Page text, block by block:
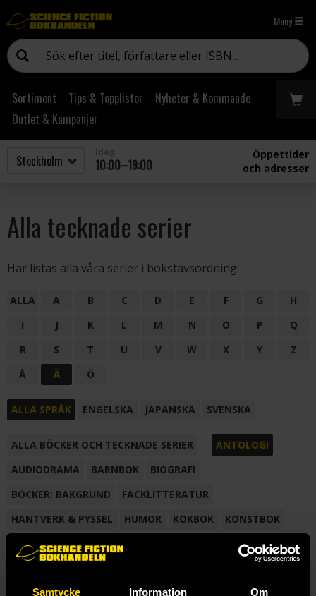
Samtycke Information Om
Meny
Sortiment Tips & Topplistor
Nyheter & Kommande
Outlet & Kampanjer
10:00–19:00
Öppettider
och adresser
Alla tecknade serier
Här listas alla våra serier i bokstavsordning.
ALLA A B C D E F G
H
I
J K L M N O P
Q
R
S T U V W X Y
Z
Å
Ä Ö
ALLA SPRÅK ENGELSKA JAPANSKA SVENSKA
ALLA BÖCKER OCH TECKNADE SERIER
ANTOLOGI
AUDIODRAMA
BARNBOK
BIOGRAFI
BÖCKER: BAKGRUND
FACKLITTERATUR
HANTVERK & PYSSEL
HUMOR KOKBOK
KONSTBOK
KORTROMAN
LÄROBOK
NOVELL
SAMLINGSVOLYM
TECKNA & MÅLA TECKNAD SERIE